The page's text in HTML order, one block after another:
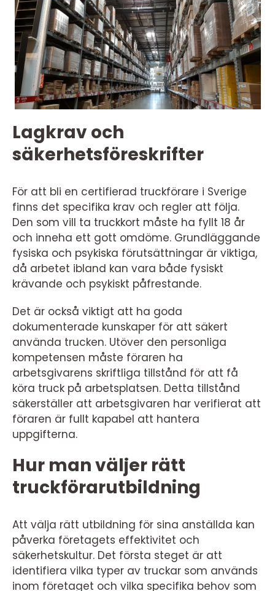
Lagkrav och
säkerhetsföreskrifter
För att bli en certifierad truckförare i Sverige
finns det specifika krav och regler att följa.
Den som vill ta truckkort måste ha fyllt 18 år
och inneha ett gott omdöme. Grundläggande
fysiska och psykiska förutsättningar är viktiga,
då arbetet ibland kan vara både fysiskt
krävande och psykiskt påfrestande.
Det är också viktigt att ha goda
dokumenterade kunskaper för att säkert
använda trucken. Utöver den personliga
kompetensen måste föraren ha
arbetsgivarens skriftliga tillstånd för att få
köra truck på arbetsplatsen. Detta tillstånd
säkerställer att arbetsgivaren har verifierat att
föraren är fullt kapabel att hantera
uppgifterna.
Hur man väljer rätt
truckförarutbildning
Att välja rätt utbildning för sina anställda kan
påverka företagets effektivitet och
säkerhetskultur. Det första steget är att
identifiera vilka typer av truckar som används
inom företaget och vilka specifika behov som